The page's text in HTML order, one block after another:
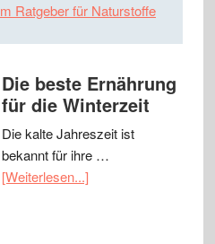
Ratgeber für Naturstoffe
Die beste Ernährung
für die Winterzeit
Die kalte Jahreszeit ist
bekannt für ihre …
[Weiterlesen...]